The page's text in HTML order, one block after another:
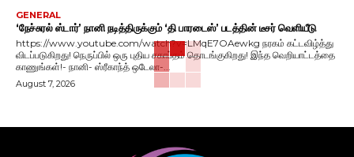
GENERAL
‘நேச்சுரல் ஸ்டார்’ நானி நடித்திருக்கும் ‘தி பாரடைஸ்’ படத்தின் டீசர் வெளியீடு
https://www.youtube.com/watch?v=LMqE7OAewkg நரகம் கட்டவிழ்த்து
விடப்படுகிறது! நெருப்பில் ஒரு புதிய சகாப்தம் தொடங்குகிறது! இந்த வெறியாட்டத்தை
காணுங்கள்!- நானி- ஸ்ரீகாந்த் ஒடேலா-...
August 7, 2026